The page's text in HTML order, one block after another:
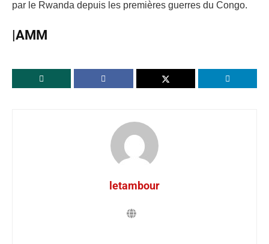
par le Rwanda depuis les premières guerres du Congo.
|AMM
letambour